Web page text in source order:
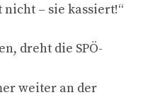
– sie kassiert!“
dreht die SPÖ-
weiter an der